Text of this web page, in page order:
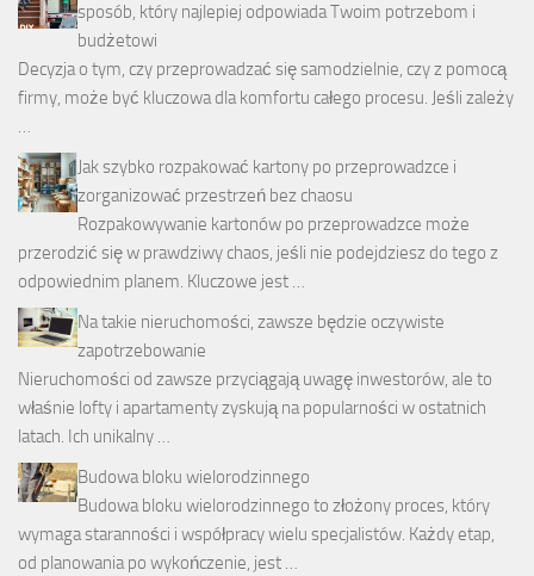
sposób, który najlepiej odpowiada Twoim potrzebom i
budżetowi
Decyzja o tym, czy przeprowadzać się samodzielnie, czy z pomocą
firmy, może być kluczowa dla komfortu całego procesu. Jeśli zależy
…
Jak szybko rozpakować kartony po przeprowadzce i
zorganizować przestrzeń bez chaosu
Rozpakowywanie kartonów po przeprowadzce może
przerodzić się w prawdziwy chaos, jeśli nie podejdziesz do tego z
odpowiednim planem. Kluczowe jest …
Na takie nieruchomości, zawsze będzie oczywiste
zapotrzebowanie
Nieruchomości od zawsze przyciągają uwagę inwestorów, ale to
właśnie lofty i apartamenty zyskują na popularności w ostatnich
latach. Ich unikalny …
Budowa bloku wielorodzinnego
Budowa bloku wielorodzinnego to złożony proces, który
wymaga staranności i współpracy wielu specjalistów. Każdy etap,
od planowania po wykończenie, jest …